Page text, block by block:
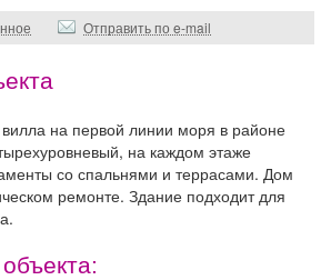
Отправить по e-mail
на первой линии моря в районе
на каждом этаже
со спальнями и террасами. Дом
ремонте. Здание подходит для